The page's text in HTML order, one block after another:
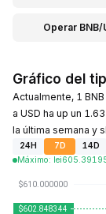
Operar BNB/
Gráfico del
Actualmente, 1
a USD ha up un
la última semana y
24H 7D 14D
Máximo: lei